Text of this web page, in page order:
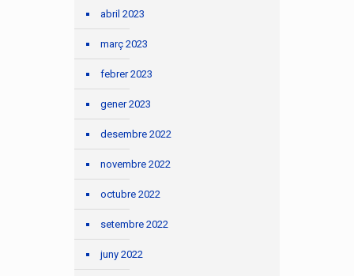
abril 2023
març 2023
febrer 2023
gener 2023
desembre 2022
novembre 2022
octubre 2022
setembre 2022
juny 2022